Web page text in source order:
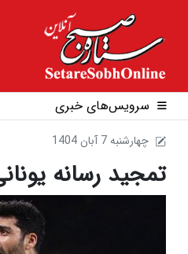
سرویس‌های خبری
1404 چهارشنبه 7 آبان
تمجید رسانه